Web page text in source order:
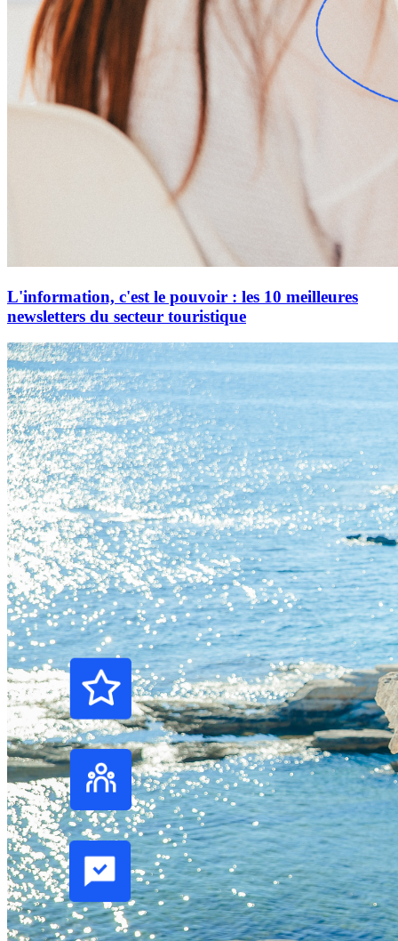
L'information, c'est le pouvoir : les 10 meilleures
newsletters du secteur touristique